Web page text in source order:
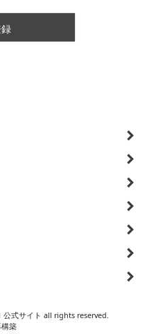
公式サイト all rights reserved.
築